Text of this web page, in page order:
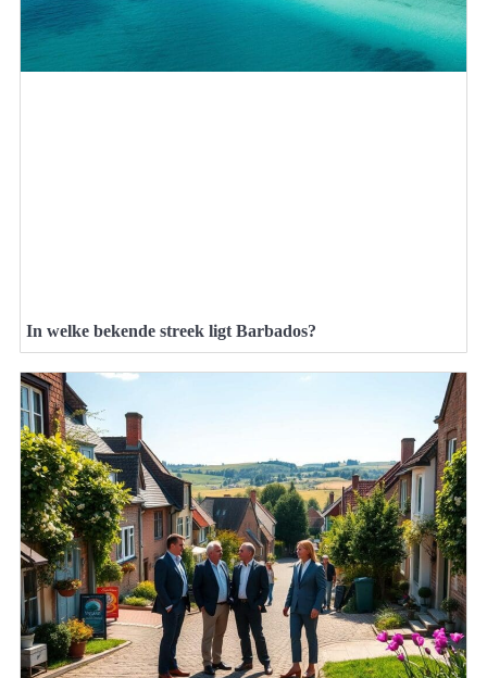
In welke bekende streek ligt Barbados?